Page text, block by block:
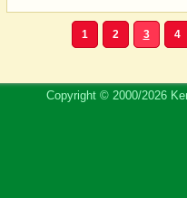
1 2 3 4
Copyright © 2000/2026